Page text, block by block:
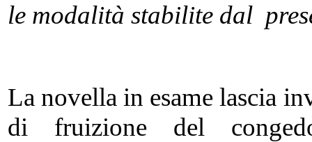
le modalità stabilite dal
La novella in esame lascia
di fruizione del